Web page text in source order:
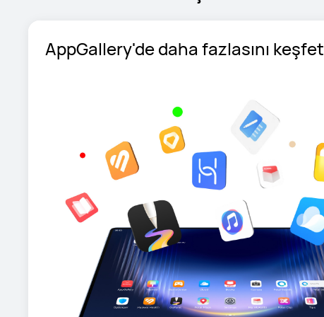
AppGallery'de daha fazlasını keşfet